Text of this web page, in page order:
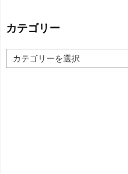
カテゴリー
テ